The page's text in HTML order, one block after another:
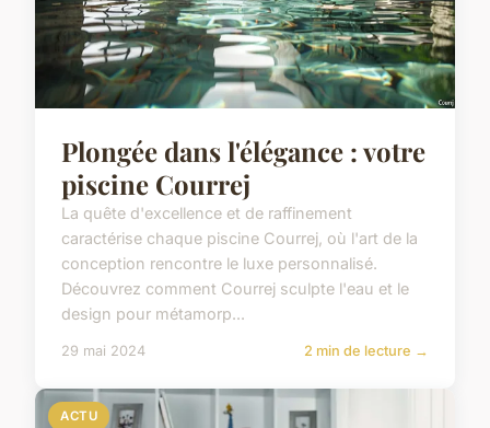
Plongée dans l'élégance : votre
piscine Courrej
La quête d'excellence et de raffinement
caractérise chaque piscine Courrej, où l'art de la
conception rencontre le luxe personnalisé.
Découvrez comment Courrej sculpte l'eau et le
design pour métamorp...
29 mai 2024 2 min de lecture →
ACTU